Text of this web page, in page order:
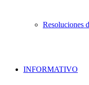
Resoluciones
INFORMATIVO